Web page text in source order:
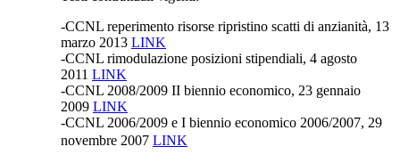
-CCNL reperimento risorse ripristino scatti di anzianità, 13
marzo 2013 LINK
-CCNL rimodulazione posizioni stipendiali, 4 agosto
2011 LINK
-CCNL 2008/2009 II biennio economico, 23 gennaio
2009 LINK
-CCNL 2006/2009 e I biennio economico 2006/2007, 29
novembre 2007 LINK